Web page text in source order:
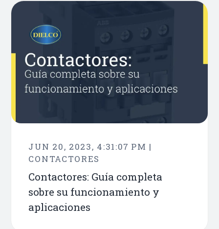
JUN 20, 2023, 4:31:07 PM |
CONTACTORES
Contactores: Guía completa
sobre su funcionamiento y
aplicaciones